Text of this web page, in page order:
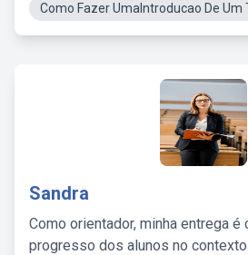
Como Fazer UmaIntroducao De Um
Sandra
Como orientador, minha entrega é
progresso dos alunos no